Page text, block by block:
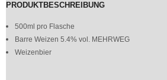
PRODUKTBESCHREIBUNG
500ml pro Flasche
Barre Weizen 5.4% vol. MEHRWEG
Weizenbier